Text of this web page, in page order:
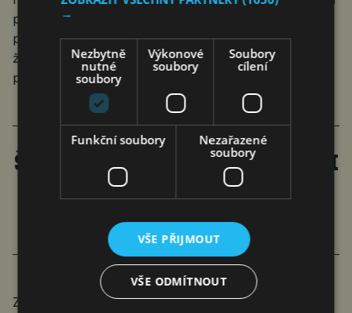
přestavbu hospodářského mechanismu. Nutně
potřebujeme změnu, ale na základním principu, tedy,
že to všechno budeme řídit a že na to budeme
potřebovat hafo peněz, se nezmění nic.
ŠPATNÉ DOTACE NEHRADÍME DOBRÝMI
DOTACEMI A ZLOU BYROKRACII
Zmíněný server Politico to komentoval pod titulkem:
→
Nezbytně
nutné
soubory
Výkonové
soubory
Soubory
cílení
Funkční soubory
Nezařazené
soubory
VŠE PŘIJMOUT
VŠE ODMÍTNOUT